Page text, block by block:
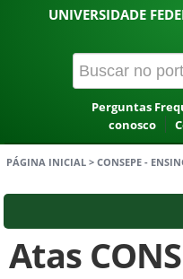
UNIVERSIDADE
Perguntas
conosco
PÁGINA INICIAL > CONSEPE -
Atas